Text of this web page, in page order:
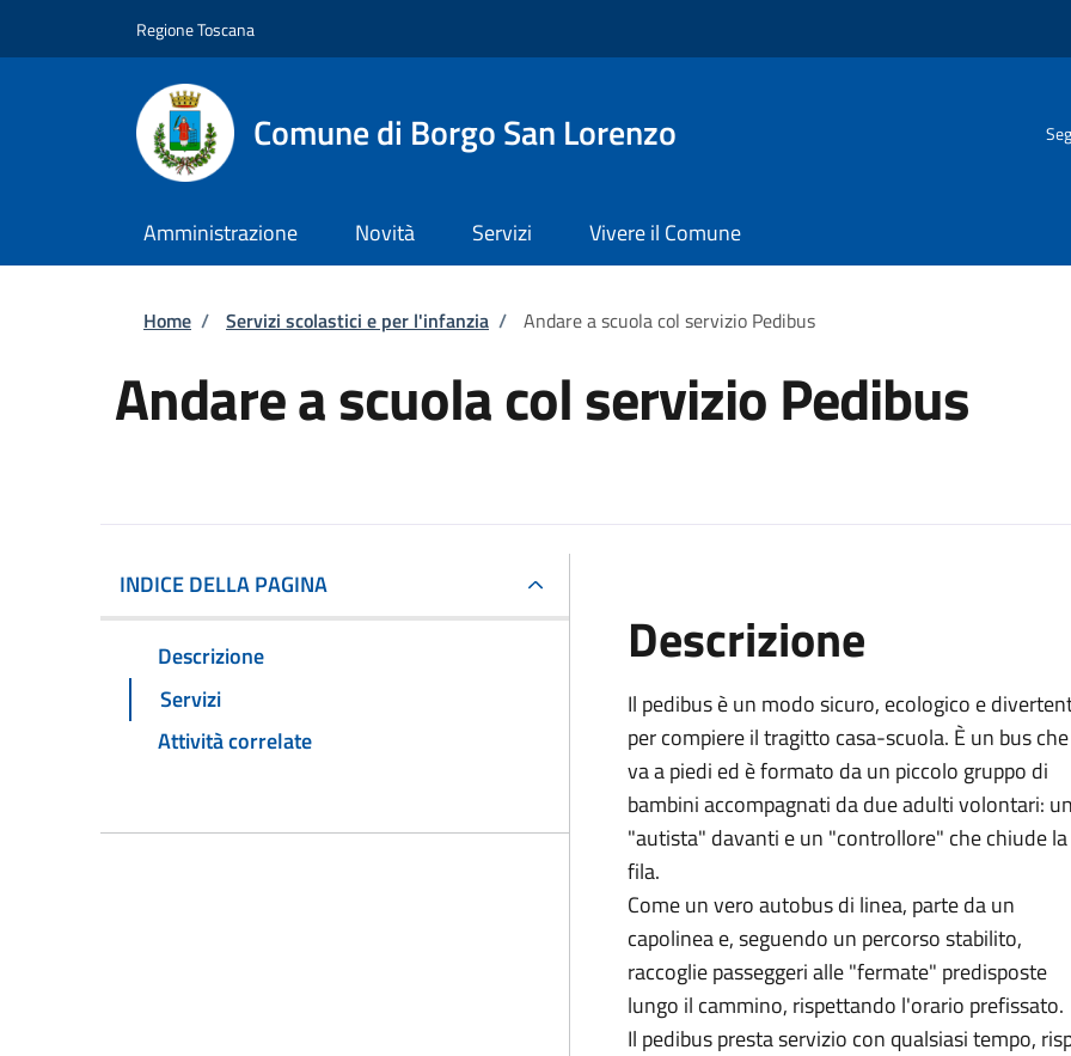
Regione Toscana
Comune di Borgo San Lorenzo
Amministrazione Novità Servizi Vivere il Comune
Briciole di pane
Home / Servizi scolastici e per l'infanzia / Andare a scuola col servizio Pedibus
Andare a scuola col servizio Pedibus
INDICE DELLA PAGINA
Descrizione
Servizi
Attività correlate
Descrizione
Il pedibus è un modo sicuro, ecologico e
per compiere il tragitto casa-scuola. È un bus che
va a piedi ed è formato da un piccolo gruppo di
bambini accompagnati da due adulti volontari:
"autista" davanti e un "controllore" che chiude la
fila.
Come un vero autobus di linea, parte da un
capolinea e, seguendo un percorso stabilito,
raccoglie passeggeri alle "fermate" predisposte
lungo il cammino, rispettando l'orario prefissato.
Il pedibus presta servizio con qualsiasi tempo,